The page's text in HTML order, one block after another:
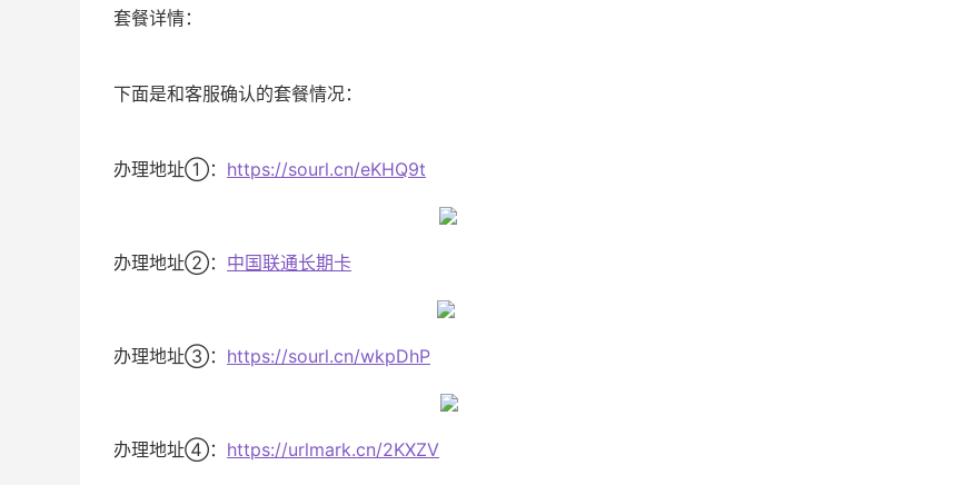
套餐详情：
下面是和客服确认的套餐情况：
办理地址①： https://sourl.cn/eKHQ9t
办理地址②： 中国联通长期卡
办理地址③： https://sourl.cn/wkpDhP
办理地址④： https://urlmark.cn/2KXZV